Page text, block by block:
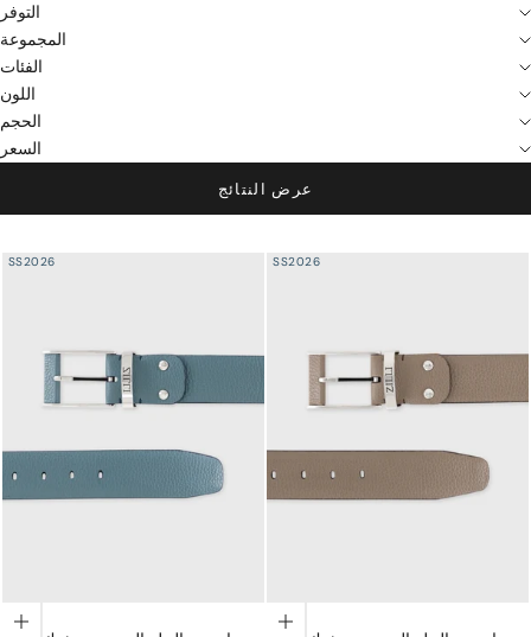
التوفر
المجموعة
الفئات
اللون
الحجم
السعر
عرض النتائج
SS2026
اختيار الخيارات
SS2026
اختيار الخيارات